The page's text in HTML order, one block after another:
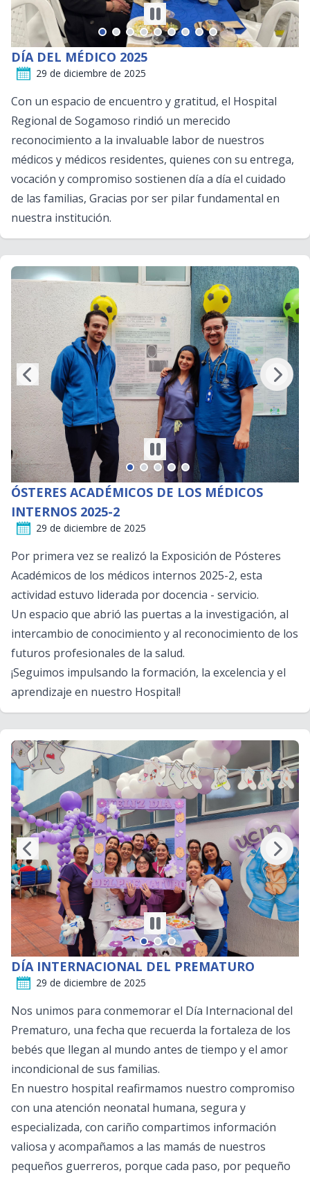
DÍA DEL MÉDICO 2025
29 de diciembre de 2025
Con un espacio de encuentro y gratitud, el Hospital
Regional de Sogamoso rindió un merecido
reconocimiento a la invaluable labor de nuestros
médicos y médicos residentes, quienes con su entrega,
vocación y compromiso sostienen día a día el cuidado
de las familias, Gracias por ser pilar fundamental en
nuestra institución.
ÓSTERES ACADÉMICOS DE LOS MÉDICOS
INTERNOS 2025-2
29 de diciembre de 2025
Por primera vez se realizó la Exposición de Pósteres
Académicos de los médicos internos 2025-2, esta
actividad estuvo liderada por docencia - servicio.
Un espacio que abrió las puertas a la investigación, al
intercambio de conocimiento y al reconocimiento de los
futuros profesionales de la salud.
¡Seguimos impulsando la formación, la excelencia y el
aprendizaje en nuestro Hospital!
DÍA INTERNACIONAL DEL PREMATURO
29 de diciembre de 2025
Nos unimos para conmemorar el Día Internacional del
Prematuro, una fecha que recuerda la fortaleza de los
bebés que llegan al mundo antes de tiempo y el amor
incondicional de sus familias.
En nuestro hospital reafirmamos nuestro compromiso
con una atención neonatal humana, segura y
especializada, con cariño compartimos información
valiosa y acompañamos a las mamás de nuestros
pequeños guerreros, porque cada paso, por pequeño